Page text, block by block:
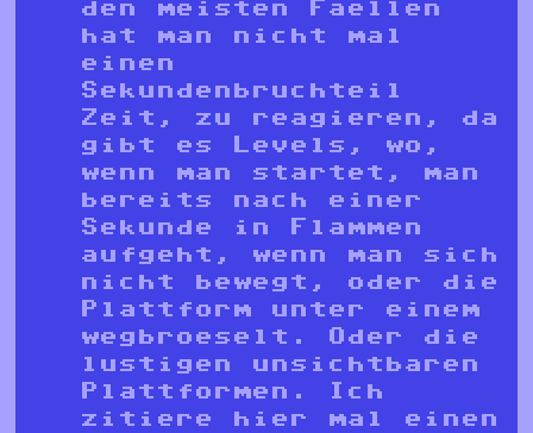
den meisten Faellen
hat man nicht mal
einen
Sekundenbruchteil
Zeit, zu reagieren, da
gibt es Levels, wo,
wenn man startet, man
bereits nach einer
Sekunde in Flammen
aufgeht, wenn man sich
nicht bewegt, oder die
Plattform unter einem
wegbroeselt. Oder die
lustigen unsichtbaren
Plattformen. Ich
zitiere hier mal einen